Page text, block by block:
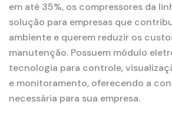
em até 35%, os compressores da
solução para empresas que
ambiente e querem reduzir os
manutenção. Possuem módulo
tecnologia para controle,
e monitoramento, oferecendo a
necessária para sua empresa.